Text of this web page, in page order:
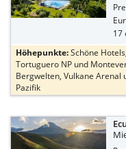
17
Höhepunkte:Schöne
Tortuguero NP und
Bergwelten, Vulkane Arenal
Pazifik